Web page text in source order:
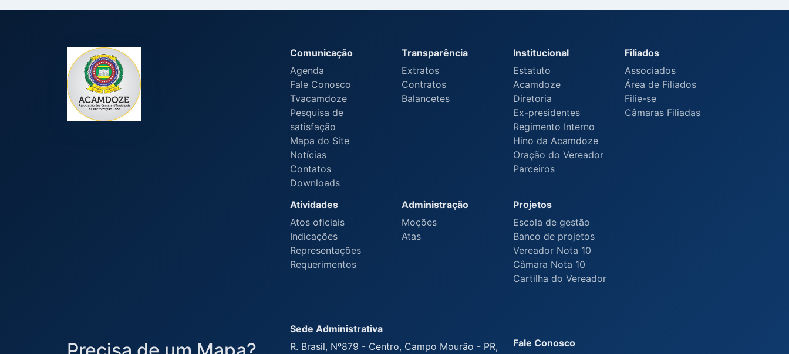
Comunicação
Agenda
Fale Conosco
Tvacamdoze
Pesquisa de
satisfação
Mapa do Site
Notícias
Contatos
Downloads
Transparência
Extratos
Contratos
Balancetes
Institucional
Estatuto
Acamdoze
Diretoria
Ex-presidentes
Regimento Interno
Hino da Acamdoze
Oração do Vereador
Parceiros
Filiados
Associados
Área de Filiados
Filie-se
Câmaras Filiadas
Atividades
Atos oficiais
Indicações
Representações
Requerimentos
Administração
Moções
Atas
Projetos
Escola de gestão
Banco de projetos
Vereador Nota 10
Câmara Nota 10
Cartilha do Vereador
Sede Administrativa
R. Brasil, Nº879 - Centro, Campo Mourão - PR,
Fale Conosco